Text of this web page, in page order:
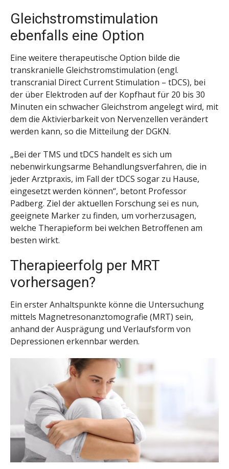
Gleichstromstimulation
ebenfalls eine Option
Eine weitere therapeutische Option bilde die
transkranielle Gleichstromstimulation (engl.
transcranial Direct Current Stimulation – tDCS), bei
der über Elektroden auf der Kopfhaut für 20 bis 30
Minuten ein schwacher Gleichstrom angelegt wird, mit
dem die Aktivierbarkeit von Nervenzellen verändert
werden kann, so die Mitteilung der DGKN.
„Bei der TMS und tDCS handelt es sich um
nebenwirkungsarme Behandlungsverfahren, die in
jeder Arztpraxis, im Fall der tDCS sogar zu Hause,
eingesetzt werden können“, betont Professor
Padberg. Ziel der aktuellen Forschung sei es nun,
geeignete Marker zu finden, um vorherzusagen,
welche Therapieform bei welchen Betroffenen am
besten wirkt.
Therapieerfolg per MRT
vorhersagen?
Ein erster Anhaltspunkte könne die Untersuchung
mittels Magnetresonanztomografie (MRT) sein,
anhand der Ausprägung und Verlaufsform von
Depressionen erkennbar werden.